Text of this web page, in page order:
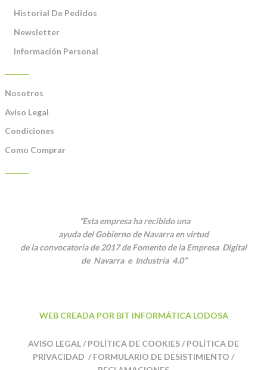
Historial De Pedidos
Newsletter
Información Personal
Nosotros
Aviso Legal
Condiciones
Como Comprar
“Esta empresa ha recibido una
ayuda del Gobierno de Navarra en virtud
de la convocatoria de 2017 de Fomento de la Empresa Digital
de Navarra e Industria 4.0”
WEB CREADA POR BIT INFORMÁTICA LODOSA
AVISO LEGAL/POLÍTICA DE COOKIES/POLÍTICA DE
PRIVACIDAD /FORMULARIO DE DESISTIMIENTO /